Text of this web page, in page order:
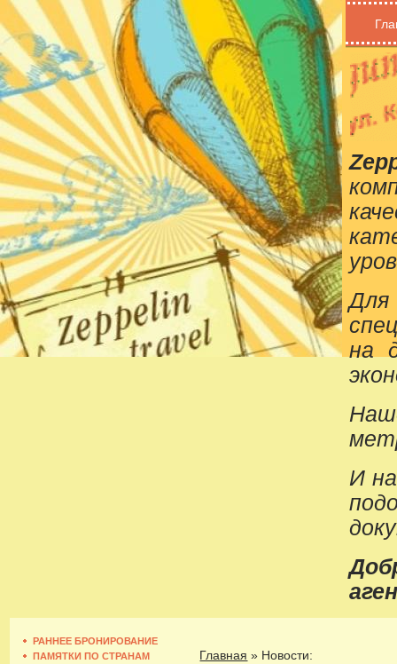
на
И
РАННЕЕ БРОНИРОВАНИЕ
ПАМЯТКИ ПО СТРАНАМ
Главная » Новости: